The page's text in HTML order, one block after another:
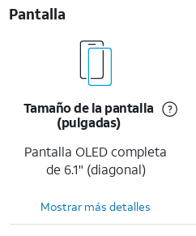
Pantalla
Tamaño de la pantalla
(pulgadas)
Pantalla OLED completa
de 6.1" (diagonal)
Mostrar más detalles